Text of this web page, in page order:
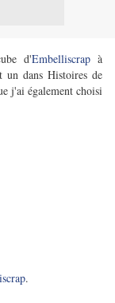
d'Embelliscrapà
un dans Histoires de
j'ai également choisi
.